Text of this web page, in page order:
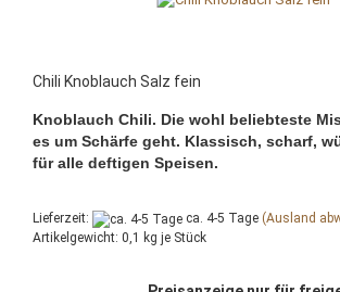
Chili Knoblauch Salz fein
Knoblauch Chili. Die wohl beliebteste
es um Schärfe geht. Klassisch, scharf,
für alle deftigen Speisen.
Lieferzeit: ca. 4-5 Tage (Ausland
Artikelgewicht: 0,1 kg je Stück